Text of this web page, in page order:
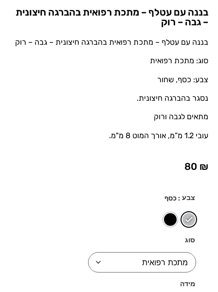
בננה עם עטלף – מתכת רפואית בהברגה חיצונית
– גבה – רוק
בננה עם עטלף – מתכת רפואית בהברגה חיצונית – גבה – רוק
סוג: מתכת רפואית
צבע: כסף, שחור
נסגר בהברגה חיצונית.
מתאים לגבה ורוק
עובי 1.2 מ”מ, אורך המוט 8 מ"מ.
80 ₪
צבע : כסף
סוג
מידה